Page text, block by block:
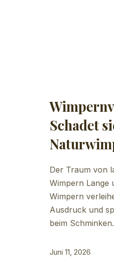
Schadet
Der Traum von
Wimpern Lange
Wimpern
Ausdruck und
beim
Juni 11, 2026